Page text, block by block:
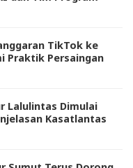
TikTok ke
Praktik Persaingan
Lalulintas Dimulai
Kasatlantas